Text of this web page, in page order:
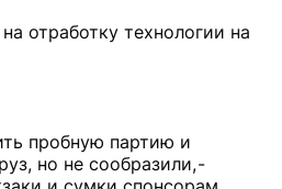
отработку технологии на
пробную партию и
но не сообразили, -